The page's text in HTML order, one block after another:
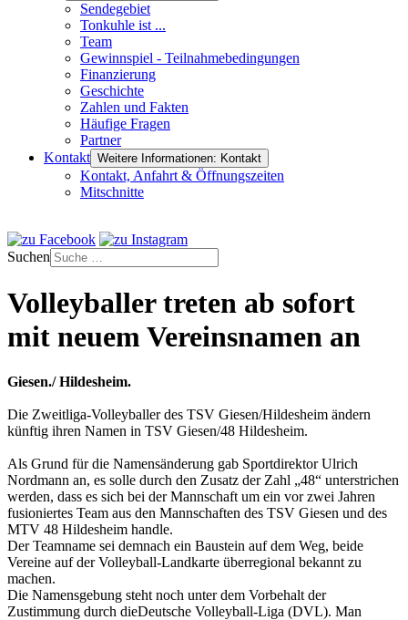
Sendegebiet
Tonkuhle ist ...
Team
Gewinnspiel - Teilnahmebedingungen
Finanzierung
Geschichte
Zahlen und Fakten
Häufige Fragen
Partner
Kontakt Weitere Informationen: Kontakt
Kontakt, Anfahrt & Öffnungszeiten
Mitschnitte
Suchen
Volleyballer treten ab sofort
mit neuem Vereinsnamen an
Giesen./ Hildesheim.
Die Zweitliga-Volleyballer des TSV Giesen/Hildesheim ändern
künftig ihren Namen in TSV Giesen/48 Hildesheim.
Als Grund für die Namensänderung gab Sportdirektor Ulrich
Nordmann an, es solle durch den Zusatz der Zahl „48“ unterstrichen
werden, dass es sich bei der Mannschaft um ein vor zwei Jahren
fusioniertes Team aus den Mannschaften des TSV Giesen und des
MTV 48 Hildesheim handle.
Der Teamname sei demnach ein Baustein auf dem Weg, beide
Vereine auf der Volleyball-Landkarte überregional bekannt zu
machen.
Die Namensgebung steht noch unter dem Vorbehalt der
Zustimmung durch dieDeutsche Volleyball-Liga (DVL). Man